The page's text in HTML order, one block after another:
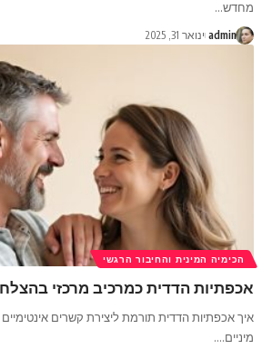
מחדש…
admin ינואר 31, 2025
הכימיה המינית והחיבור הרגשי
אכפתיות הדדית כמרכיב מרכזי
איך אכפתיות הדדית תורמת ליצירת קשרים
מיניים.…